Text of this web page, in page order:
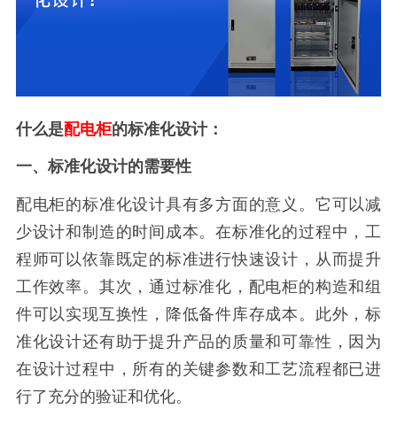
什么是配电柜的标准化设计：
一、标准化设计的需要性
配电柜的标准化设计具有多方面的意义。它可以减
少设计和制造的时间成本。在标准化的过程中，工
程师可以依靠既定的标准进行快速设计，从而提升
工作效率。其次，通过标准化，配电柜的构造和组
件可以实现互换性，降低备件库存成本。此外，标
准化设计还有助于提升产品的质量和可靠性，因为
在设计过程中，所有的关键参数和工艺流程都已进
行了充分的验证和优化。